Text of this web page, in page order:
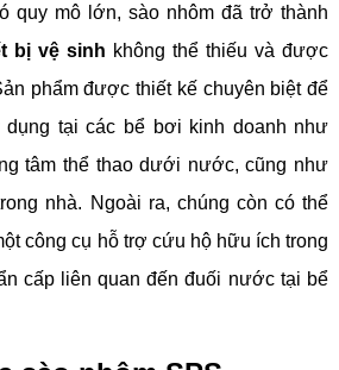
quy mô lớn, sào nhôm đã trở thành
bị vệ sinh không thể thiếu và được
phẩm được thiết kế chuyên biệt để
tại các bể bơi kinh doanh như
tâm thể thao dưới nước, cũng như
nhà. Ngoài ra, chúng còn có thể
công cụ hỗ trợ cứu hộ hữu ích trong
cấp liên quan đến đuối nước tại bể